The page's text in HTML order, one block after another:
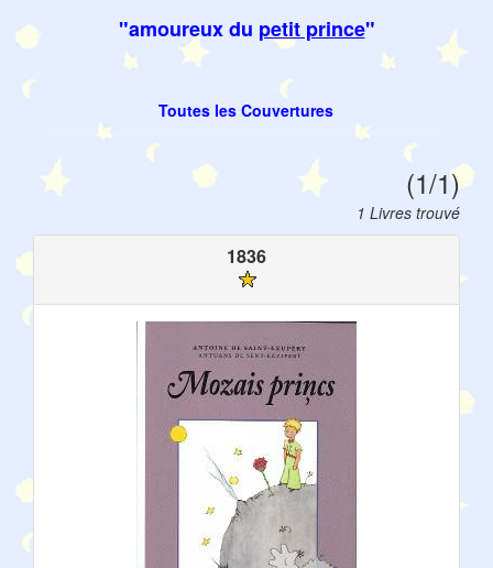
"amoureux du petit prince"
Toutes les Couvertures
(1/1)
1 Livres trouvé
1836